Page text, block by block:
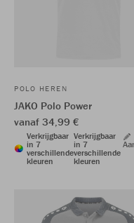
POLO HEREN
JAKO Polo Power
vanaf 34,99 €
Verkrijgbaar
in 7
verschillende
kleuren
Verkrijgbaar
in 7
verschillende
kleuren